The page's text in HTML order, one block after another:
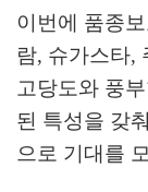
이번에 품종
람, 슈가스타,
고당도와 풍
된 특성을 갖
으로 기대를